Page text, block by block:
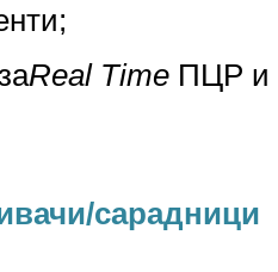
и;
Real Time ПЦР и
сарадници